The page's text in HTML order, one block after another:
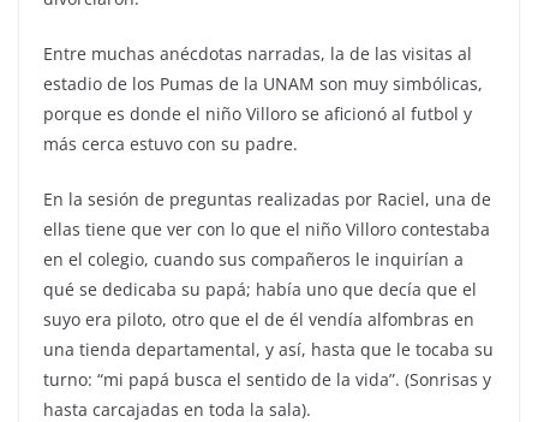
Entre muchas anécdotas narradas, la de las visitas al
estadio de los Pumas de la UNAM son muy simbólicas,
porque es donde el niño Villoro se aficionó al futbol y
más cerca estuvo con su padre.
En la sesión de preguntas realizadas por Raciel, una de
ellas tiene que ver con lo que el niño Villoro contestaba
en el colegio, cuando sus compañeros le inquirían a
qué se dedicaba su papá; había uno que decía que el
suyo era piloto, otro que el de él vendía alfombras en
una tienda departamental, y así, hasta que le tocaba su
turno: “mi papá busca el sentido de la vida”. (Sonrisas y
hasta carcajadas en toda la sala).